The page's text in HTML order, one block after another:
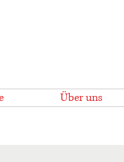
Über uns